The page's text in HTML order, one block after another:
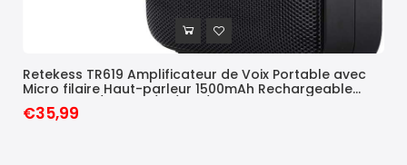
Retekess TR619 Amplificateur de Voix Portable avec
Micro filaire Haut-parleur 1500mAh Rechargeable
Support FM/Record/TF/USB/AUX
€35,99